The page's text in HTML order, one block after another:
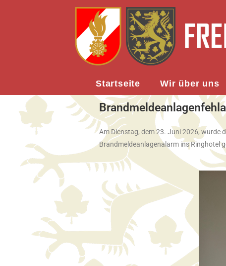
Startseite Wir über uns
Am Dienstag, dem 23. Juni 2026, wurde
Brandmeldeanlagenalarm ins Ringhotel